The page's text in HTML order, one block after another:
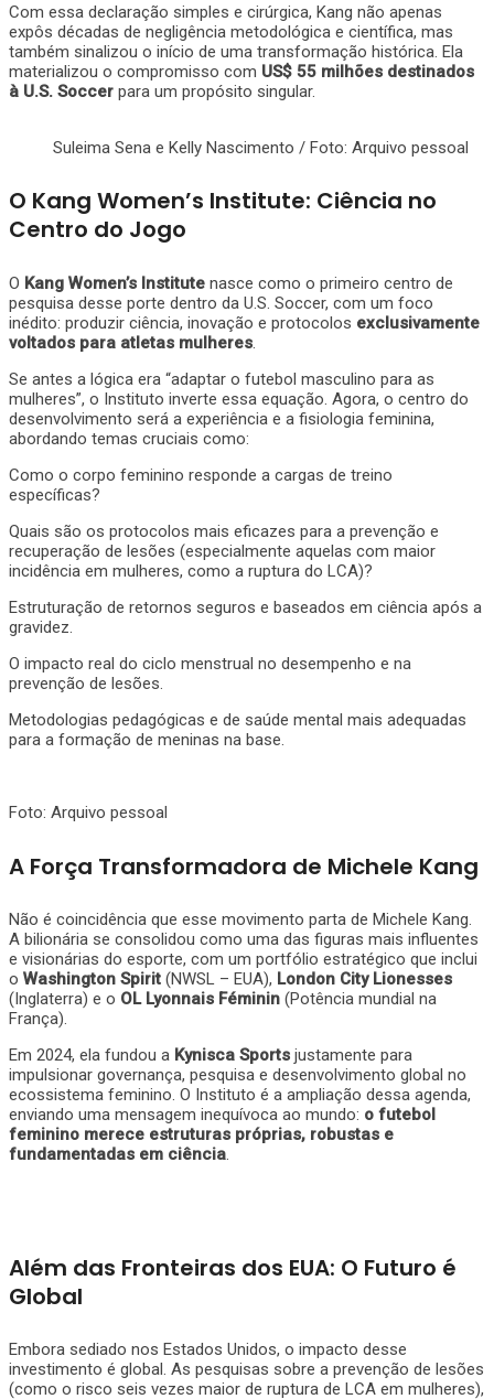
Com essa declaração simples e cirúrgica, Kang não apenas
expôs décadas de negligência metodológica e científica, mas
também sinalizou o início de uma transformação histórica. Ela
materializou o compromisso com US$ 55 milhões destinados
à U.S. Soccer para um propósito singular.
Suleima Sena e Kelly Nascimento / Foto: Arquivo pessoal
O Kang Women’s Institute: Ciência no
Centro do Jogo
O Kang Women’s Institute nasce como o primeiro centro de
pesquisa desse porte dentro da U.S. Soccer, com um foco
inédito: produzir ciência, inovação e protocolos exclusivamente
voltados para atletas mulheres.
Se antes a lógica era “adaptar o futebol masculino para as
mulheres”, o Instituto inverte essa equação. Agora, o centro do
desenvolvimento será a experiência e a fisiologia feminina,
abordando temas cruciais como:
Como o corpo feminino responde a cargas de treino
específicas?
Quais são os protocolos mais eficazes para a prevenção e
recuperação de lesões (especialmente aquelas com maior
incidência em mulheres, como a ruptura do LCA)?
Estruturação de retornos seguros e baseados em ciência após a
gravidez.
O impacto real do ciclo menstrual no desempenho e na
prevenção de lesões.
Metodologias pedagógicas e de saúde mental mais adequadas
para a formação de meninas na base.
Foto: Arquivo pessoal
A Força Transformadora de Michele Kang
Não é coincidência que esse movimento parta de Michele Kang.
A bilionária se consolidou como uma das figuras mais influentes
e visionárias do esporte, com um portfólio estratégico que inclui
o Washington Spirit (NWSL – EUA), London City Lionesses
(Inglaterra) e o OL Lyonnais Féminin (Potência mundial na
França).
Em 2024, ela fundou a Kynisca Sports justamente para
impulsionar governança, pesquisa e desenvolvimento global no
ecossistema feminino. O Instituto é a ampliação dessa agenda,
enviando uma mensagem inequívoca ao mundo: o futebol
feminino merece estruturas próprias, robustas e
fundamentadas em ciência.
Além das Fronteiras dos EUA: O Futuro é
Global
Embora sediado nos Estados Unidos, o impacto desse
investimento é global. As pesquisas sobre a prevenção de lesões
(como o risco seis vezes maior de ruptura de LCA em mulheres),